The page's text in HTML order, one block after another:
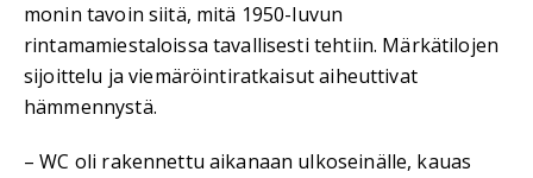
monin tavoin siitä, mitä 1950-luvun
rintamamiestaloissa tavallisesti tehtiin. Märkätilojen
sijoittelu ja viemäröintiratkaisut aiheuttivat
hämmennystä.
– WC oli rakennettu aikanaan ulkoseinälle, kauas